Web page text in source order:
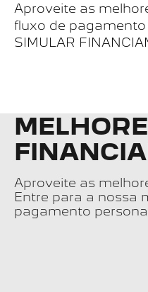
Aproveite as
fluxo de
SIMULAR
Aproveite as
Entre para a nossa
pagamento